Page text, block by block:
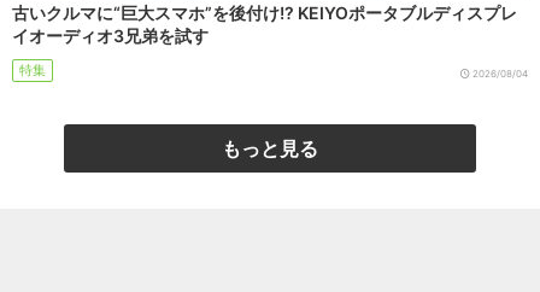
古いクルマに“巨大スマホ”を後付け!? KEIYOポータブルディスプレ
イオーディオ3兄弟を試す
特集 2026/08/04
もっと見る